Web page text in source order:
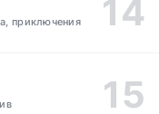
приключения